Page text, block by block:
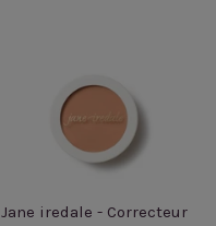
Jane iredale - Correcteur